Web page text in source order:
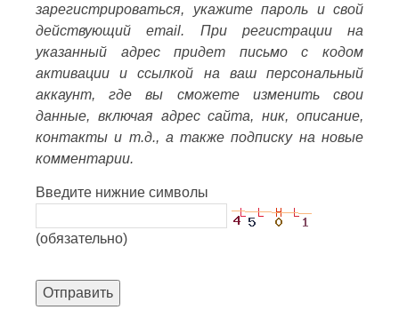
зарегистрироваться, укажите пароль и свой
действующий email. При регистрации на
указанный адрес придет письмо с кодом
активации и ссылкой на ваш персональный
аккаунт, где вы сможете изменить свои
данные, включая адрес сайта, ник, описание,
контакты и т.д., а также подписку на новые
комментарии.
Введите нижние символы
(обязательно)
Отправить